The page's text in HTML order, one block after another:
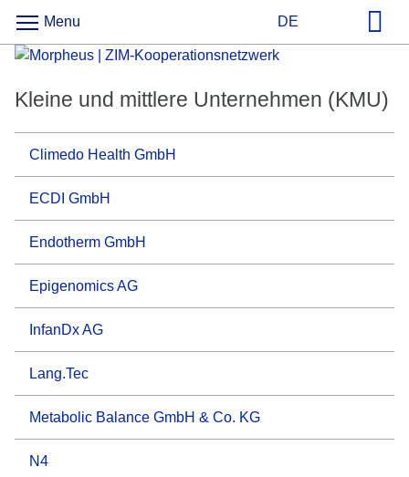
DE
Menu
Kleine und mittlere Unternehmen (KMU)
Climedo Health GmbH
ECDI GmbH
Endotherm GmbH
Epigenomics AG
InfanDx AG
Lang.Tec
Metabolic Balance GmbH & Co. KG
N4